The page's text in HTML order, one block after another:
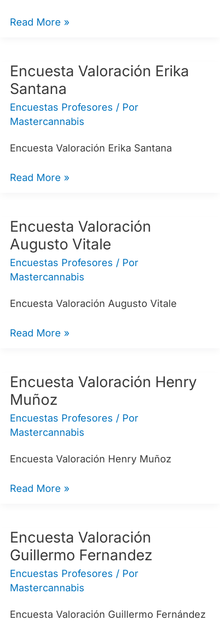
Encuesta
Bocaz
Read More »
Encuesta Valoración Erika
Santana
Encuestas Profesores / Por
Mastercannabis
Encuesta Valoración Erika Santana
Encuesta
Santana
Read More »
Encuesta Valoración
Augusto Vitale
Encuestas Profesores / Por
Mastercannabis
Encuesta Valoración Augusto Vitale
Encuesta
Vitale
Read More »
Encuesta Valoración Henry
Muñoz
Encuestas Profesores / Por
Mastercannabis
Encuesta Valoración Henry Muñoz
Encuesta
Muñoz
Read More »
Encuesta Valoración
Guillermo Fernandez
Encuestas Profesores / Por
Mastercannabis
Encuesta Valoración Guillermo Fernández